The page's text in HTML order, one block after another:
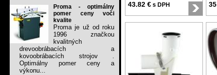
Proma - optimálny
pomer ceny voči
kvalite
Proma je už od roku
1996 značkou
kvalitných
drevoobrábacích a
kovoobrábacích strojov .
Optimálny pomer ceny a
výkonu...
43.82 € s DPH